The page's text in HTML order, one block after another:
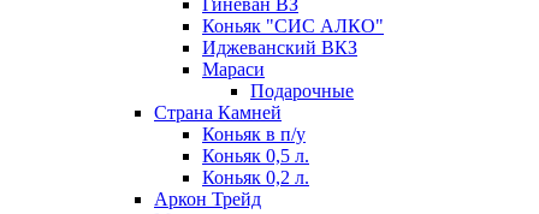
Гиневан ВЗ
Коньяк "СИС АЛКО"
Иджеванский ВКЗ
Мараси
Подарочные
Страна Камней
Коньяк в п/у
Коньяк 0,5 л.
Коньяк 0,2 л.
Аркон Трейд